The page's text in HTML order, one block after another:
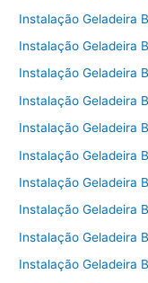
Instalação Geladeira
Instalação Geladeira
Instalação Geladeira
Instalação Geladeira
Instalação Geladeira
Instalação Geladeira
Instalação Geladeira
Instalação Geladeira
Instalação Geladeira
Instalação Geladeira